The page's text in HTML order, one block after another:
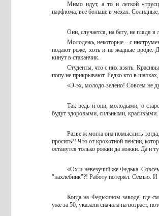
Мимо идут, а то и легкой
парфюма, всё больше в мехах.
Они, случается, на бегу, не глядя
Молодежь, некоторые – с
подают реже, хоть и не жадные вроде.
кинут в стаканчик.
Студенты, что с них взять.
попу не прикрывают. Редко кто в
«Э-эх, молодо-зелено! Совсем не
Так ведь и они, молодыми, о
будут здоровыми, сильными,
Разве ж могла она помыслить
просить?! Что от крохотной пенсии,
останутся только рожки да ножки. Да и
«Ох и невезучий же Федька.
"нахлебник"?! Работу потерял. Семью.
Когда на Федькином заводе, где
уже за 50, указали сначала на возраст,